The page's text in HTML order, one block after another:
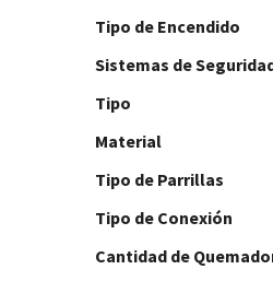
Tipo de Encendido
Sistemas de
Tipo
Material
Tipo de Parrillas
Tipo de Conexión
Cantidad de